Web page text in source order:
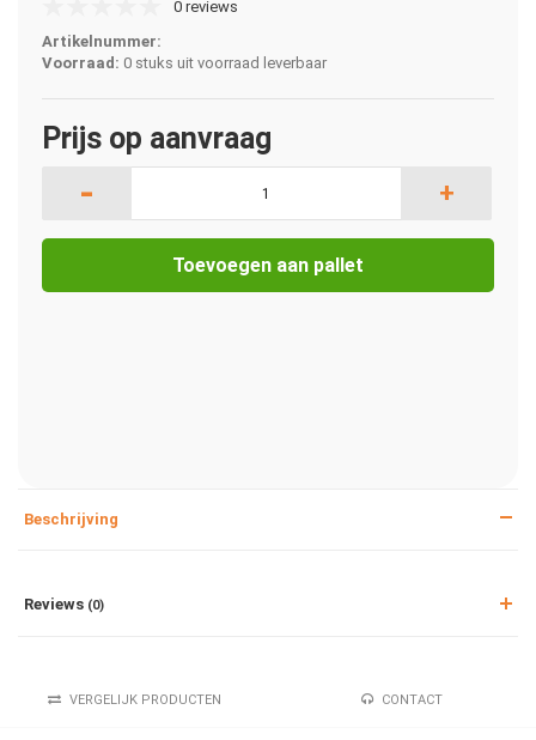
0 reviews
Artikelnummer:
Voorraad: 0 stuks uit voorraad leverbaar
Prijs op aanvraag
- +
Toevoegen aan pallet
Beschrijving
Reviews (0)
VERGELIJK PRODUCTEN CONTACT